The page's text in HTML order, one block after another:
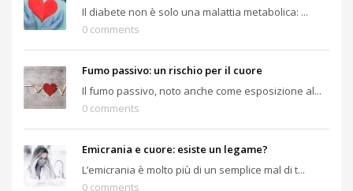
Il diabete non è solo una malattia metabolica: ...
0 comments
Fumo passivo: un rischio per il cuore
Il fumo passivo, noto anche come esposizione al...
0 comments
Emicrania e cuore: esiste un legame?
L’emicrania è molto più di un semplice mal di t...
0 comments